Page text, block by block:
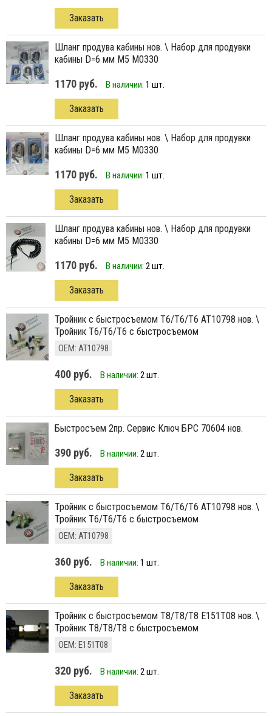
Заказать
Шланг продува кабины нов. \ Набор для продувки
кабины D=6 мм М5 М0330
1170 руб. В наличии: 1 шт.
Заказать
Шланг продува кабины нов. \ Набор для продувки
кабины D=6 мм М5 М0330
1170 руб. В наличии: 1 шт.
Заказать
Шланг продува кабины нов. \ Набор для продувки
кабины D=6 мм М5 М0330
1170 руб. В наличии: 2 шт.
Заказать
тройник с быстросъемом Т6/Т6/Т6 AT10798 нов. \
Тройник Т6/Т6/Т6 с быстросъемом
ОЕМ: AT10798
400 руб. В наличии: 2 шт.
Заказать
быстросъем 2пр. Сервис Ключ БРС 70604 нов.
390 руб. В наличии: 2 шт.
Заказать
тройник с быстросъемом Т6/Т6/Т6 AT10798 нов. \
Тройник Т6/Т6/Т6 с быстросъемом
ОЕМ: AT10798
360 руб. В наличии: 1 шт.
Заказать
тройник с быстросъемом Т8/Т8/Т8 Е151Т08 нов. \
Тройник Т8/Т8/Т8 с быстросъемом
ОЕМ: Е151Т08
320 руб. В наличии: 2 шт.
Заказать